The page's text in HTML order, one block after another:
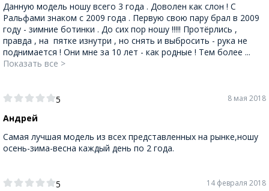
Данную модель ношу всего 3 года . Доволен как слон ! С
Ральфами знаком с 2009 года . Первую свою пару брал в 2009
году - зимние ботинки . До сих пор ношу !!!!! Протёрлись ,
правда , на пятке изнутри , но снять и выбросить - рука не
поднимается ! Они мне за 10 лет - как родные ! Тем более ...
Показать все >
5
Андрей
8 мая 2018
Самая лучшая модель из всех представленных на рынке,ношу
осень-зима-весна каждый день по 2 года.
5
14 февраля 2018